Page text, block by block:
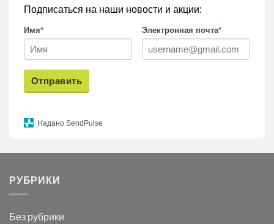
Подписаться на наши новости и акции:
Имя* Электронная почта*
Отправить
Надано SendPulse
РУБРИКИ
Без рубрики